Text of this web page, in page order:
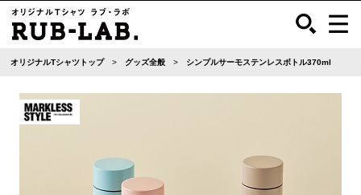
オリジナルTシャツトップ グッズ全般 シンプルサーモステンレスボトル370ml